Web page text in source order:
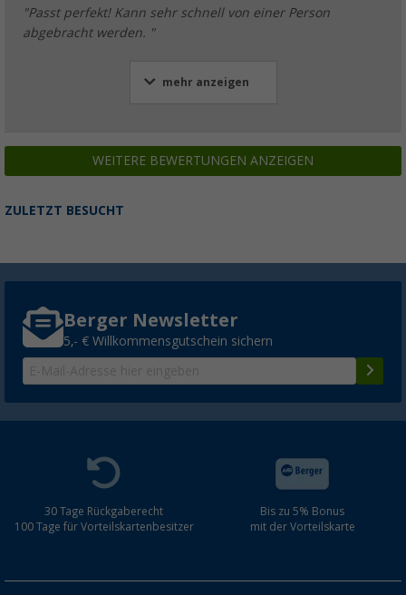
"Passt perfekt! Kann sehr schnell von einer Person
abgebracht werden. "
mehr anzeigen
WEITERE BEWERTUNGEN ANZEIGEN
ZULETZT BESUCHT
Berger Newsletter
5,- € Willkommensgutschein sichern
30 Tage Rückgaberecht
100 Tage für Vorteilskartenbesitzer
Bis zu 5% Bonus
mit der Vorteilskarte